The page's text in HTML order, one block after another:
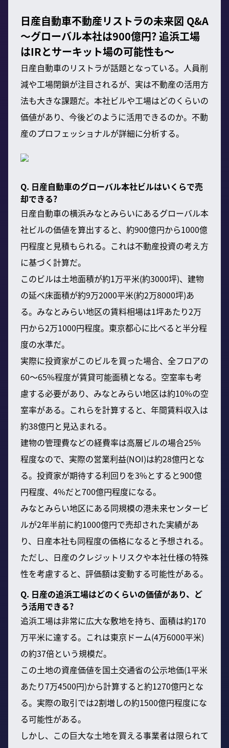
日産自動車不動産リストラの未来図 Q&A
～グローバル本社は900億円? 追浜工場
はIRとサーキット場の可能性も～
日産自動車のリストラが話題となっている。人員削
減や工場閉鎖が注目されるが、実は不動産の活用方
法も大きな課題だ。本社ビルや工場はどのくらいの
価値があり、今後どのように活用できるのか。不動
産のプロフェッショナルが詳細に分析する。
Q. 日産自動車のグローバル本社ビルはいくらで売
却できる?
日産自動車の横浜みなとみらいにあるグローバル本
社ビルの価値を算出すると、約900億円から1000億
円程度と見積もられる。これは不動産投資の考え方
に基づく計算だ。
このビルは土地面積が約1万平米(約3000坪)、建物
の延べ床面積が約9万2000平米(約2万8000坪)あ
る。みなとみらい地区の賃料相場は1坪あたり2万
円から2万1000円程度。東京都心に比べると半分程
度の水準だ。
実際に投資家がこのビルを買った場合、全フロアの
60〜65%程度が賃貸可能面積となる。空室率も考
慮する必要があり、みなとみらい地区は約10%の空
室率がある。これらを計算すると、年間賃料収入は
約38億円と見込まれる。
建物の管理費などの経費率は高層ビルの場合25%
程度なので、実際の営業利益(NOI)は約28億円とな
る。投資家が期待する利回りを3%とすると900億
円程度、4%だと700億円程度になる。
みなとみらい地区にある同規模の港未来センタービ
ルが2年半前に約1000億円で売却された実績があ
り、日産本社も同程度の価格になると予想される。
ただし、日産のクレジットリスクや本社仕様の特殊
性を考慮すると、評価額は変動する可能性がある。
Q. 日産の追浜工場はどのくらいの価値があり、ど
う活用できる?
追浜工場は非常に広大な敷地を持ち、面積は約170
万平米に達する。これは東京ドーム(4万6000平米)
の約37倍という規模だ。
この土地の資産価値を国土交通省の公示地価(1平米
あたり7万4500円)から計算すると約1270億円とな
る。実際の取引では2割増しの約1500億円程度にな
る可能性がある。
しかし、この巨大な土地を買える事業者は限られて